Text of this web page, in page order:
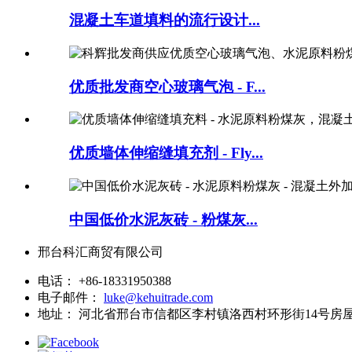
混凝土车道填料的流行设计...
优质批发商空心玻璃气泡 - F...
优质墙体伸缩缝填充剂 - Fly...
中国低价水泥灰砖 - 粉煤灰...
邢台科汇商贸有限公司
电话：
+86-18331950388
电子邮件：
luke@kehuitrade.com
地址：
河北省邢台市信都区李村镇洛西村环形街14号房